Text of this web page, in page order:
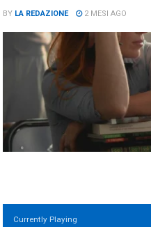
BY LA REDAZIONE 2 MESI AGO
Currently Playing